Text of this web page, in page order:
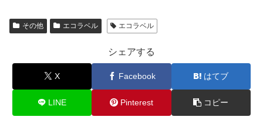
その他 エコラベル エコラベル
シェアする
X Facebook はてブ
LINE Pinterest コピー